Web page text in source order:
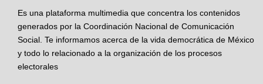
Es una plataforma multimedia que concentra los contenidos
generados por la Coordinación Nacional de Comunicación
Social. Te informamos acerca de la vida democrática de México
y todo lo relacionado a la organización de los procesos
electorales